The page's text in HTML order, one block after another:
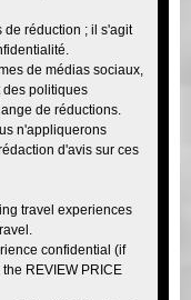
de réduction ; il s'agit
de médias sociaux,
des politiques
de réductions.
n'appliquerons
d'avis sur ces
travel experiences
confidential (if
REVIEW PRICE